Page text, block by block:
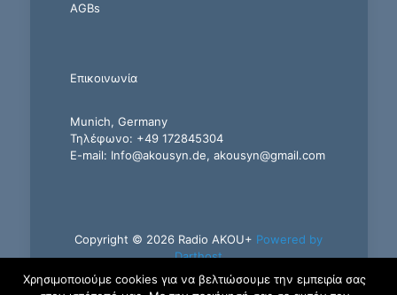
AGBs
Επικοινωνία
Munich, Germany
Τηλέφωνο: +49 172845304
E-mail: Info@akousyn.de, akousyn@gmail.com
Copyright © 2026 Radio AKOU+ Powered by
Darthost
Χρησιμοποιούμε cookies για να βελτιώσουμε την εμπειρία σας